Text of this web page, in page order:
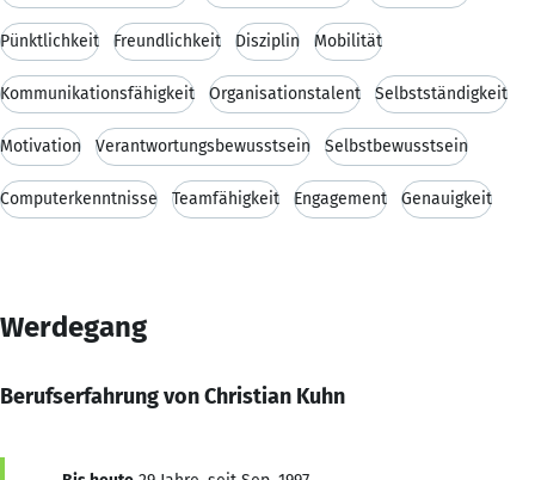
Pünktlichkeit Freundlichkeit Disziplin Mobilität
Kommunikationsfähigkeit Organisationstalent Selbstständigkeit
Motivation Verantwortungsbewusstsein Selbstbewusstsein
Computerkenntnisse Teamfähigkeit Engagement Genauigkeit
Werdegang
Berufserfahrung von Christian Kuhn